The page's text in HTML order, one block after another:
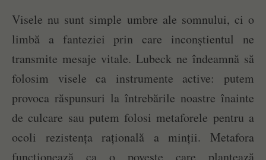
Visele nu sunt simple umbre ale somnului, ci o
limbă a fanteziei prin care inconștientul ne
transmite mesaje vitale. Lubeck ne îndeamnă să
folosim visele ca instrumente active: putem
provoca răspunsuri la întrebările noastre înainte
de culcare sau putem folosi metaforele pentru a
ocoli rezistența rațională a minții. Metafora